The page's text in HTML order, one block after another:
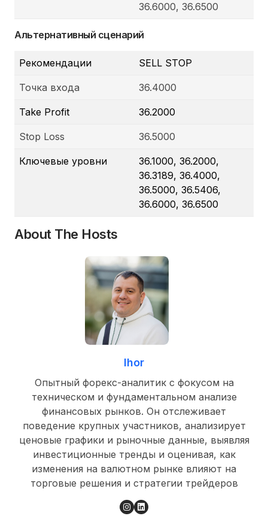
36.6000, 36.6500
Альтернативный сценарий
Рекомендации SELL STOP
Точка входа 36.4000
Take Profit 36.2000
Stop Loss 36.5000
Ключевые уровни
36.1000, 36.2000,
36.3189, 36.4000,
36.5000, 36.5406,
36.6000, 36.6500
About The Hosts
Ihor
Опытный форекс-аналитик с фокусом на
техническом и фундаментальном анализе
финансовых рынков. Он отслеживает
поведение крупных участников, анализирует
ценовые графики и рыночные данные, выявляя
инвестиционные тренды и оценивая, как
изменения на валютном рынке влияют на
торговые решения и стратегии трейдеров